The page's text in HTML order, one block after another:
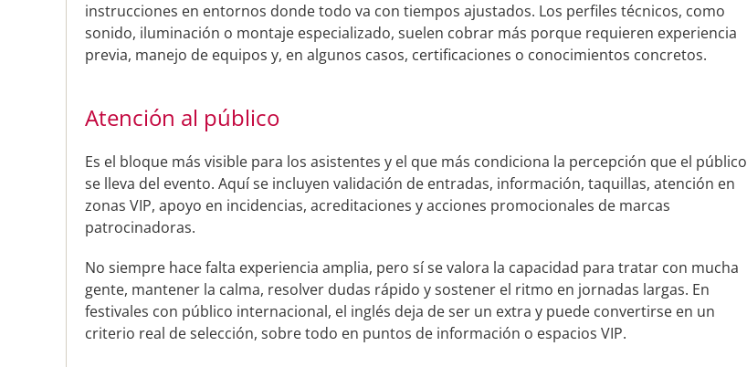
instrucciones en entornos donde todo va con tiempos ajustados. Los perfiles técnicos, como
sonido, iluminación o montaje especializado, suelen cobrar más porque requieren experiencia
previa, manejo de equipos y, en algunos casos, certificaciones o conocimientos concretos.
Atención al público
Es el bloque más visible para los asistentes y el que más condiciona la percepción que el público
se lleva del evento. Aquí se incluyen validación de entradas, información, taquillas, atención en
zonas VIP, apoyo en incidencias, acreditaciones y acciones promocionales de marcas
patrocinadoras.
No siempre hace falta experiencia amplia, pero sí se valora la capacidad para tratar con mucha
gente, mantener la calma, resolver dudas rápido y sostener el ritmo en jornadas largas. En
festivales con público internacional, el inglés deja de ser un extra y puede convertirse en un
criterio real de selección, sobre todo en puntos de información o espacios VIP.